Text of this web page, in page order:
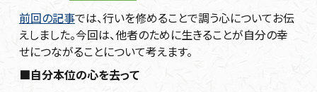
前回の記事では、行いを修めることで調う心についてお伝
えしました。今回は、他者のために生きることが自分の幸
せにつながることについて考えます。
■自分本位の心を去って